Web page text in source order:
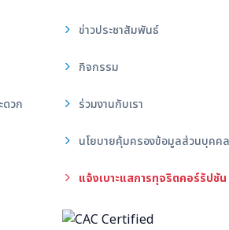
ดวก
ข่าวประชาสัมพันธ์
กิจกรรม
ร่วมงานกับเรา
นโยบายคุ้มครองข้อมูลส่วนบุคคล
แจ้งเบาะแสการทุจริตคอร์รัปชัน